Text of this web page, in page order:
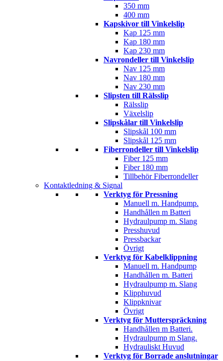
350 mm
400 mm
Kapskivor till Vinkelslip
Kap 125 mm
Kap 180 mm
Kap 230 mm
Navrondeller till Vinkelslip
Nav 125 mm
Nav 180 mm
Nav 230 mm
Slipsten till Rälsslip
Rälsslip
Växelslip
Slipskålar till Vinkelslip
Slipskål 100 mm
Slipskål 125 mm
Fiberrondeller till Vinkelslip
Fiber 125 mm
Fiber 180 mm
Tillbehör Fiberrondeller
Kontaktledning & Signal
Verktyg för Pressning
Manuell m. Handpump.
Handhållen m Batteri
Hydraulpump m. Slang
Presshuvud
Pressbackar
Övrigt
Verktyg för Kabelklippning
Manuell m. Handpump
Handhållen m. Batteri
Hydraulpump m. Slang
Klipphuvud
Klippknivar
Övrigt
Verktyg för Mutterspräckning
Handhållen m Batteri.
Hydraulpump m Slang.
Hydrauliskt Huvud
Verktyg för Borrade anslutningar